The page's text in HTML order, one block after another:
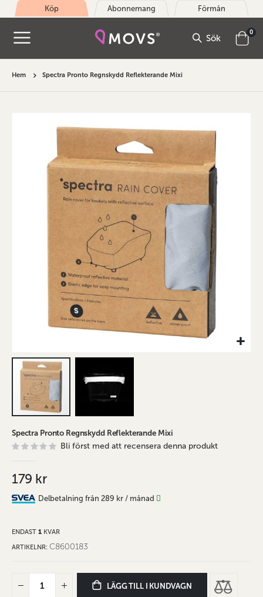
Köp Abonnemang Förmån
Sök Cart
0
Hem Spectra Pronto Regnskydd Reflekterande Mixi
bildgalleriet
till
början
Spectra Pronto Regnskydd Reflekterande Mixi
Bli först med att recensera denna produkt
179 kr
Delbetalning från 289 kr / månad
ENDAST 1 KVAR
ARTIKELNR C8600183
LÄGG TILL I KUNDVAGN